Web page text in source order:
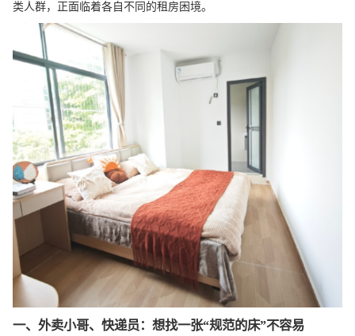
类人群，正面临着各自不同的租房困境。
一、外卖小哥、 快递员：想找一张“规范的床”不容易